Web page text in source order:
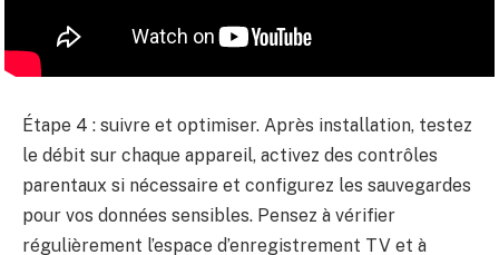
Étape 4 : suivre et optimiser. Après installation, testez
le débit sur chaque appareil, activez des contrôles
parentaux si nécessaire et configurez les sauvegardes
pour vos données sensibles. Pensez à vérifier
régulièrement l’espace d’enregistrement TV et à